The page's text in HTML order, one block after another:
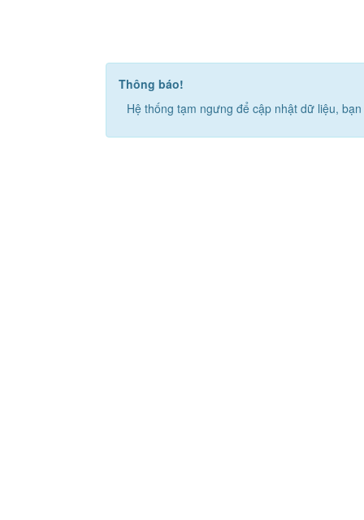
Thông báo!
Hệ thống tạm ngưng để cập nhật dữ liệu,